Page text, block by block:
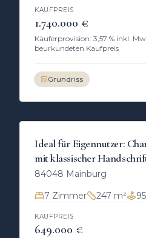
KAUFPREIS
1.740.000 €
Käuferprovision: 3,57 % inkl.
beurkundeten Kaufpreis
Grundriss
Ideal für Eigennutzer:
mit klassischer
Garten
84048 Mainburg
7 Zimmer 247 m²
KAUFPREIS
649.000 €